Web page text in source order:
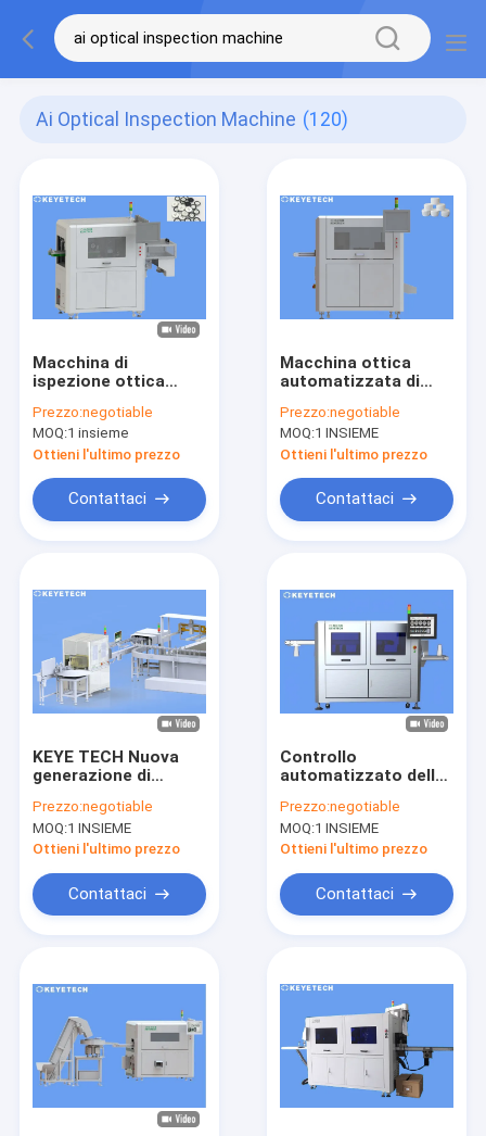
Ai Optical Inspection Machine (120)
Macchina di
ispezione ottica
accessori
dell'industria della
plastica medicale
Prezzo:negotiable
MOQ:1 insieme
Ottieni l'ultimo prezzo
Contattaci
Macchina ottica
automatizzata di
chiusure di plastica
del cappuccio
Prezzo:negotiable
MOQ:1 INSIEME
Ottieni l'ultimo prezzo
Contattaci
KEYE TECH Nuova
generazione di
ispezione visiva AI
con computer
incorporato
Prezzo:negotiable
MOQ:1 INSIEME
Ottieni l'ultimo prezzo
Contattaci
Controllo
automatizzato della
etichette stampate,
degli imballaggi e
della macchina di
Prezzo:negotiable
MOQ:1 INSIEME
Ottieni l'ultimo prezzo
Contattaci